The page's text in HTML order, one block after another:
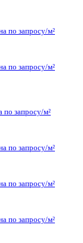
Цена по